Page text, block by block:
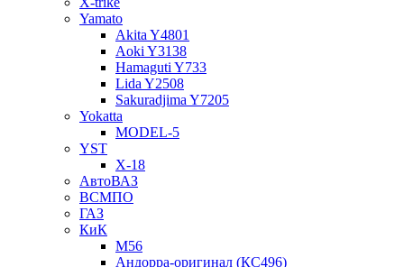
Yamato
Akita Y4801
Aoki Y3138
Hamaguti Y733
Lida Y2508
Sakuradjima Y7205
Yokatta
MODEL-5
YST
X-18
АвтоВАЗ
ВСМПО
ГАЗ
КиК
M56
Андорра-оригинал (КС496)